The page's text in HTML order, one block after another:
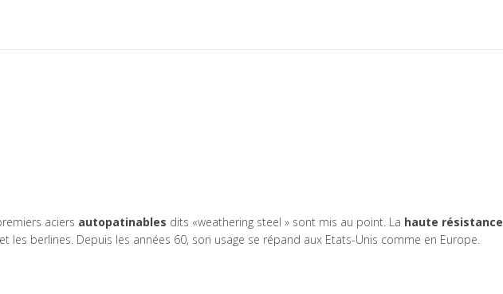
aciers autopatinables dits «weathering steel » sont mis au point. La haute résistance
les berlines. Depuis les années 60, son usage se répand aux Etats-Unis comme en Europe.